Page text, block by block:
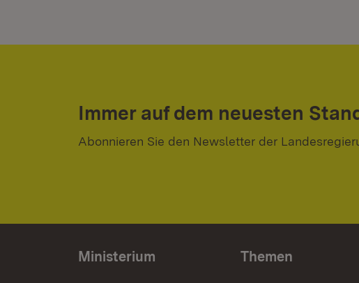
Immer auf dem neuesten
Abonnieren Sie den Newsletter der
Ministerium Themen